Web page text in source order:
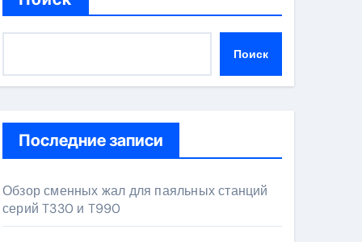
Поиск
Последние записи
Обзор сменных жал для паяльных станций
серий T330 и T990